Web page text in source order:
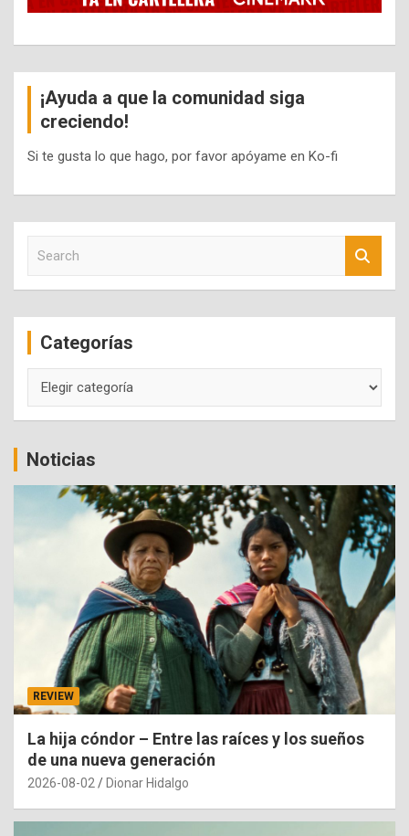
¡Ayuda a que la comunidad siga
creciendo!
Si te gusta lo que hago, por favor apóyame en Ko-fi
c
Categorías
Noticias
REVIEW
La hija cóndor – Entre las raíces y los sueños
de una nueva generación
2026-08-02 Dionar Hidalgo